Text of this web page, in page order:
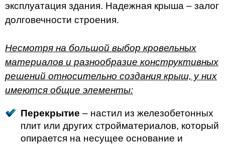
эксплуатация здания. Надежная крыша – залог
долговечности строения.
Несмотря на большой выбор кровельных
материалов и разнообразие конструктивных
решений относительно создания крыш, у них
имеются общие элементы:
Перекрытие – настил из железобетонных
плит или других стройматериалов, который
опирается на несущее основание и